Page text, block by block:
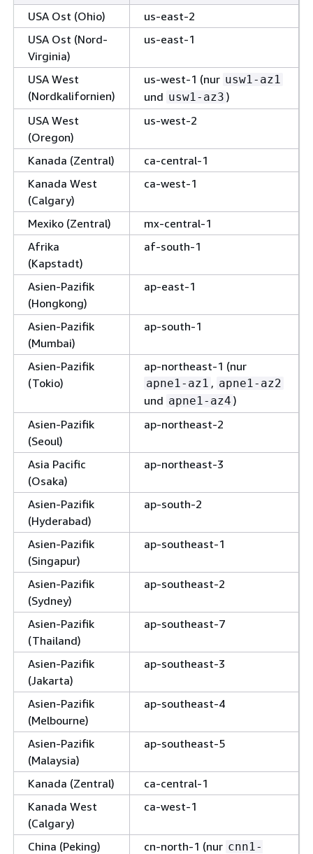
USA Ost (Ohio)
us-east-2
USA Ost (Nord-
Virginia)
us-east-1
USA West
(Nordkalifornien)
us-west-1 (nur usw1-az1
und usw1-az3 )
USA West
(Oregon)
us-west-2
Kanada (Zentral)
ca-central-1
Kanada West
(Calgary)
ca-west-1
Mexiko (Zentral)
mx-central-1
Afrika
(Kapstadt)
af-south-1
Asien-Pazifik
(Hongkong)
ap-east-1
Asien-Pazifik
(Mumbai)
ap-south-1
Asien-Pazifik
(Tokio)
ap-northeast-1 (nur
apne1-az1 , apne1-az2
und apne1-az4 )
Asien-Pazifik
(Seoul)
ap-northeast-2
Asia Pacific
(Osaka)
ap-northeast-3
Asien-Pazifik
(Hyderabad)
ap-south-2
Asien-Pazifik
(Singapur)
ap-southeast-1
Asien-Pazifik
(Sydney)
ap-southeast-2
Asien-Pazifik
(Thailand)
ap-southeast-7
Asien-Pazifik
(Jakarta)
ap-southeast-3
Asien-Pazifik
(Melbourne)
ap-southeast-4
Asien-Pazifik
(Malaysia)
ap-southeast-5
Kanada (Zentral)
ca-central-1
Kanada West
(Calgary)
ca-west-1
China (Peking) cn-north-1 (nur cnn1-